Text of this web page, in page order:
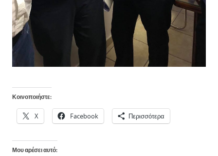
Κοινοποιήστε:
X Facebook Περισσότερα
Μου αρέσει αυτό: